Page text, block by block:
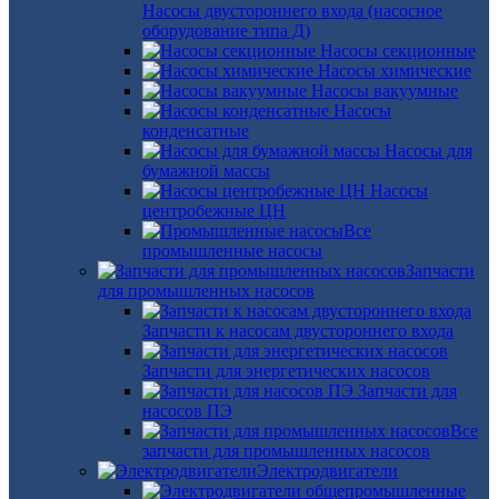
Насосы двустороннего входа (насосное
оборудование типа Д)
Насосы секционные
Насосы химические
Насосы вакуумные
Насосы
конденсатные
Насосы для
бумажной массы
Насосы
центробежные ЦН
Все
промышленные насосы
Запчасти
для промышленных насосов
Запчасти к насосам двустороннего входа
Запчасти для энергетических насосов
Запчасти для
насосов ПЭ
Все
запчасти для промышленных насосов
Электродвигатели